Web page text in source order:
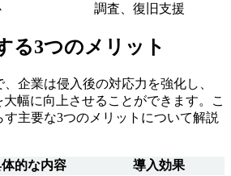
調査、復旧支援
る3つのメリット
企業は侵入後の対応力を強化し、
幅に向上させることができます。こ
す主要な3つのメリットについて解説
的な内容
導入効果